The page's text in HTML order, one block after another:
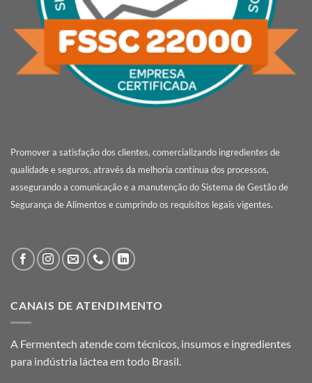
Promover a satisfação dos clientes, comercializando ingredientes de
qualidade e seguros, através da melhoria contínua dos processos,
assegurando a comunicação e a manutenção do Sistema de Gestão de
Segurança de Alimentos e cumprindo os requisitos legais vigentes.
CANAIS DE ATENDIMENTO
A Fermentech atende com técnicos, insumos e ingredientes
para indústria láctea em todo Brasil.